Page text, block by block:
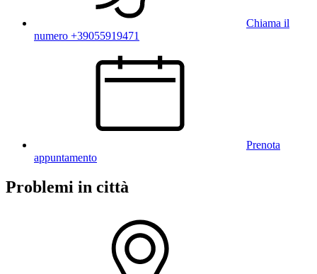
Chiama il
numero +39055919471
Prenota
appuntamento
Problemi in città